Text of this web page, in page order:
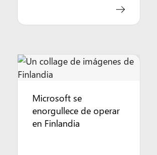
Microsoft se
enorgullece de operar
en Finlandia